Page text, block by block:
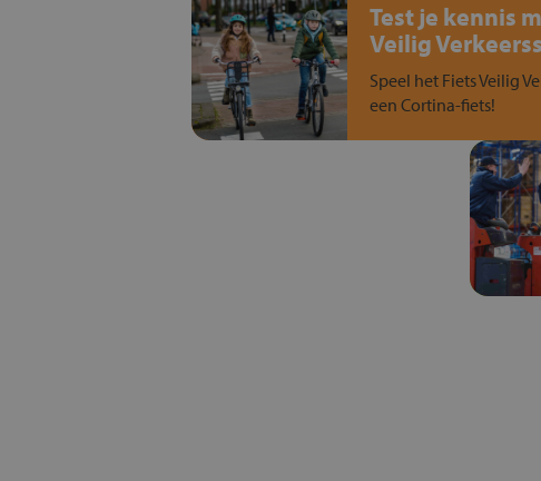
Test je kennis
Veilig
Speel het Fiets Veilig
een Cortina-fiets!